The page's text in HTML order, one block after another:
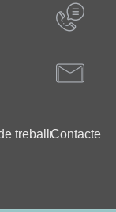
treball Contacte